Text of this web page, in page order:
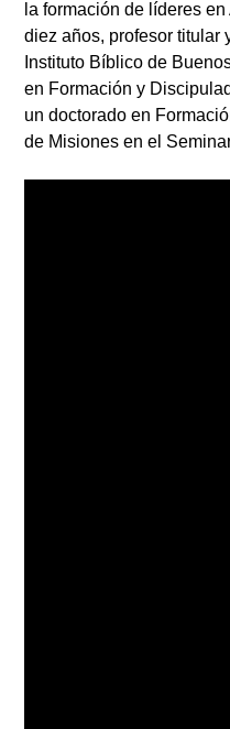
la formación de líderes
diez años, profesor titular
Instituto Bíblico de
en Formación y
un doctorado en
de Misiones en el